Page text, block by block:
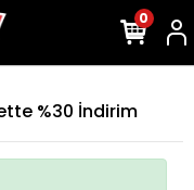
0
%30 İndirim